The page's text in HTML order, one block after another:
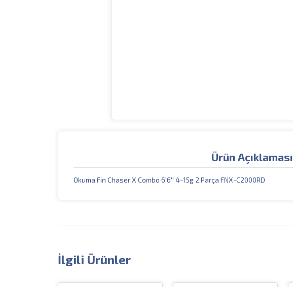
Ürün Açıklaması
Okuma Fin Chaser X Combo 6'6'' 4-15g 2 Parça FNX-C2000RD
İlgili Ürünler